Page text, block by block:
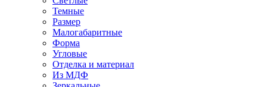
Темные
Размер
Малогабаритные
Форма
Угловые
Отделка и материал
Из МДФ